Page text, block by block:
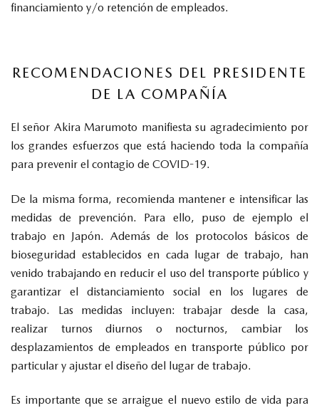
financiamiento y/o retención de empleados.
RECOMENDACIONES DEL PRESIDENTE
DE LA COMPAÑÍA
El señor Akira Marumoto manifiesta su agradecimiento por
los grandes esfuerzos que está haciendo toda la compañía
para prevenir el contagio de COVID-19.
De la misma forma, recomienda mantener e intensificar las
medidas de prevención. Para ello, puso de ejemplo el
trabajo en Japón. Además de los protocolos básicos de
bioseguridad establecidos en cada lugar de trabajo, han
venido trabajando en reducir el uso del transporte público y
garantizar el distanciamiento social en los lugares de
trabajo. Las medidas incluyen: trabajar desde la casa,
realizar turnos diurnos o nocturnos, cambiar los
desplazamientos de empleados en transporte público por
particular y ajustar el diseño del lugar de trabajo.
Es importante que se arraigue el nuevo estilo de vida para